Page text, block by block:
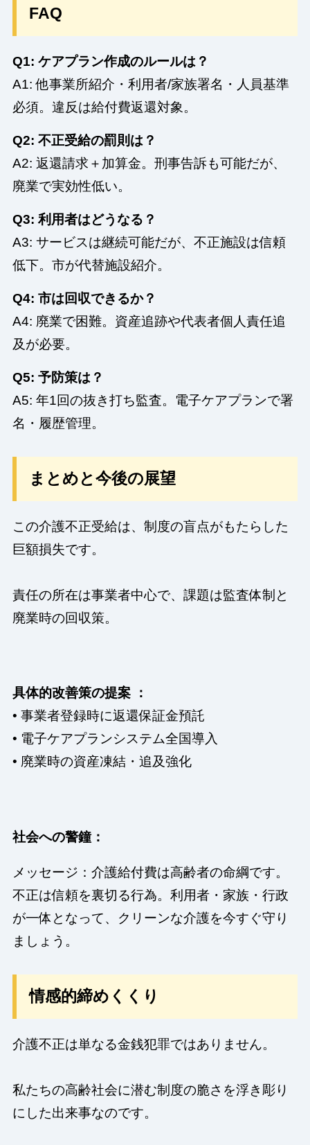
FAQ
Q1: ケアプラン作成のルールは？
A1: 他事業所紹介・利用者/家族署名・人員基準
必須。違反は給付費返還対象。
Q2: 不正受給の罰則は？
A2: 返還請求＋加算金。刑事告訴も可能だが、
廃業で実効性低い。
Q3: 利用者はどうなる？
A3: サービスは継続可能だが、不正施設は信頼
低下。市が代替施設紹介。
Q4: 市は回収できるか？
A4: 廃業で困難。資産追跡や代表者個人責任追
及が必要。
Q5: 予防策は？
A5: 年1回の抜き打ち監査。電子ケアプランで署
名・履歴管理。
まとめと今後の展望
この介護不正受給は、制度の盲点がもたらした
巨額損失です。
責任の所在は事業者中心で、課題は監査体制と
廃業時の回収策。
具体的改善策の提案 ：
• 事業者登録時に返還保証金預託
• 電子ケアプランシステム全国導入
• 廃業時の資産凍結・追及強化
社会への警鐘：
メッセージ：介護給付費は高齢者の命綱です。
不正は信頼を裏切る行為。利用者・家族・行政
が一体となって、クリーンな介護を今すぐ守り
ましょう。
情感的締めくくり
介護不正は単なる金銭犯罪ではありません。
私たちの高齢社会に潜む制度の脆さを浮き彫り
にした出来事なのです。